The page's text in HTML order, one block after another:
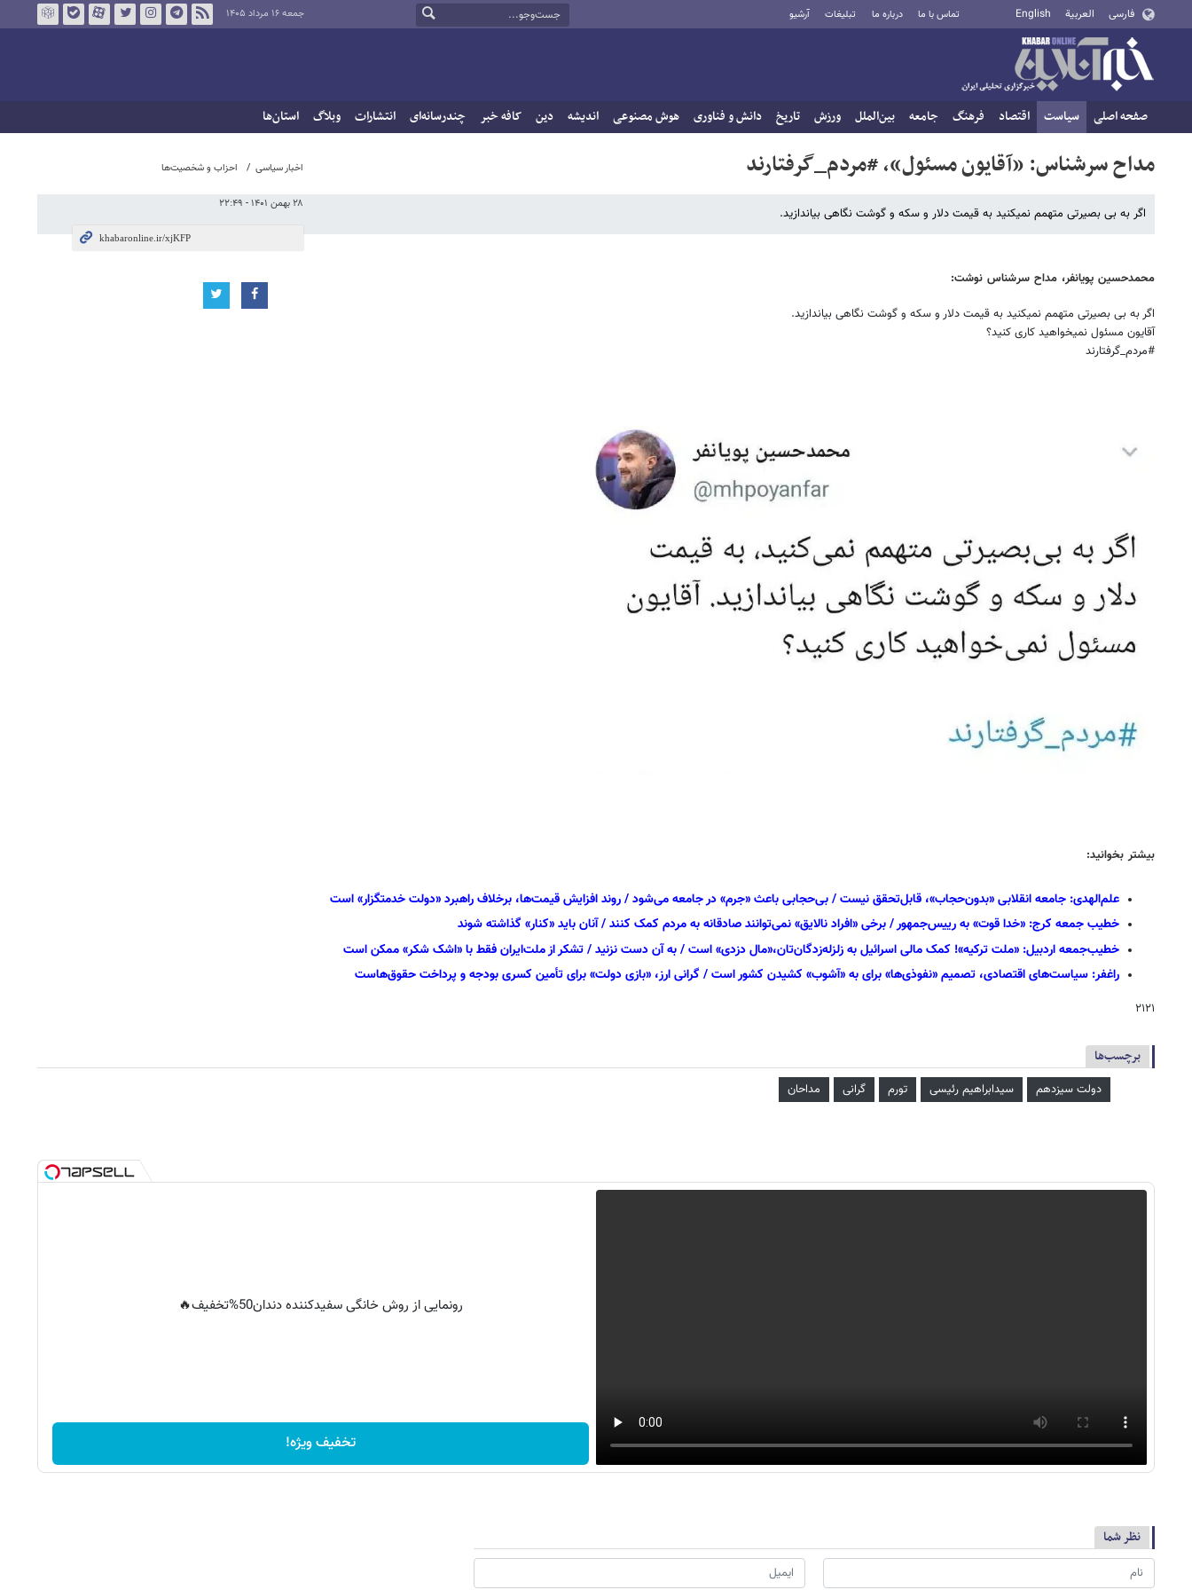
فارسی العربية English تماس با ما درباره ما تبلیغات آرشیو جمعه ۱۶ مرداد ۱۴۰۵
صفحه اصلی سیاست اقتصاد فرهنگ جامعه بین‌الملل ورزش تاریخ دانش و فناوری هوش مصنوعی اندیشه دین کافه خبر چندرسانه‌ای انتشارات وبلاگ استان‌ها
اخبار سیاسی احزاب و شخصیت‌ها
۲۸ بهمن ۱۴۰۱ - ۲۲:۴۹
مداح سرشناس: «آقایون مسئول»، #مردم_گرفتارند
اگر به بی بصیرتی متهمم نمیکنید به قیمت دلار و سکه و گوشت نگاهی بیاندازید.
محمدحسین پویانفر، مداح سرشناس نوشت:
اگر به بی بصیرتی متهمم نمیکنید به قیمت دلار و سکه و گوشت نگاهی بیاندازید.
آقایون مسئول نمیخواهید کاری کنید؟
#مردم_گرفتارند
بیشتر بخوانید:
علم‌الهدی: جامعه انقلابی «بدون‌حجاب»، قابل‌تحقق نیست / بی‌حجابی باعث «جرم» در جامعه می‌شود / روند افزایش قیمت‌ها، برخلاف راهبرد «دولت خدمتگزار» است
خطیب جمعه کرج: «خدا قوت» به رییس‌جمهور / برخی «افراد نالایق» نمی‌توانند صادقانه به مردم کمک کنند / آنان باید «کنار» گذاشته شوند
خطیب‌جمعه اردبیل: «ملت ترکیه»! کمک مالی اسرائیل به زلزله‌زدگان‌تان،«مال دزدی» است / به آن دست‌ نزنید / تشکر از ملت‌ایران فقط با «اشک شکر» ممکن است
راغفر: سیاست‌های اقتصادی، تصمیم «نفوذی‌ها» برای به «آشوب» کشیدن کشور است / گرانی ارز، «بازی دولت» برای تأمین کسری بودجه و پرداخت حقوق‌هاست
۲۱۲۱
برچسب‌ها
دولت سیزدهم سیدابراهیم رئیسی تورم گرانی مداحان
رونمایی از روش خانگی سفیدکننده دندان50%تخفیف🔥
تخفیف ویژه!
نظر شما